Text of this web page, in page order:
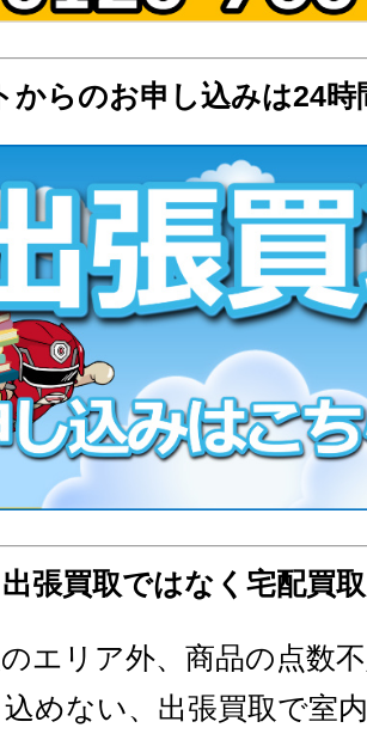
からのお申し込みは24時
出張買取ではなく宅配買
エリア外、商品の点数
込めない、出張買取で室